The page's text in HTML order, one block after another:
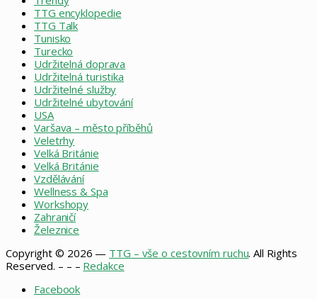
TTG encyklopedie
TTG Talk
Tunisko
Turecko
Udržitelná doprava
Udržitelná turistika
Udržitelné služby
Udržitelné ubytování
USA
Varšava – město příběhů
Veletrhy
Velká Británie
Velká Británie
Vzdělávání
Wellness & Spa
Workshopy
Zahraničí
Železnice
Copyright © 2026 — TTG – vše o cestovním ruchu. All Rights
Reserved. – – – Redakce
Facebook